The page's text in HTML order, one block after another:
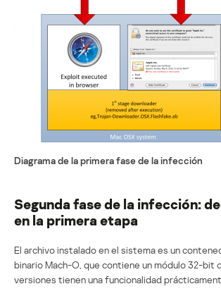
Diagrama de la primera fase de la infección
Segunda fase de la infección:
en la primera etapa
El archivo instalado en el sistema es un
binario Mach-O, que contiene un módulo 32-bit
versiones tienen una funcionalidad